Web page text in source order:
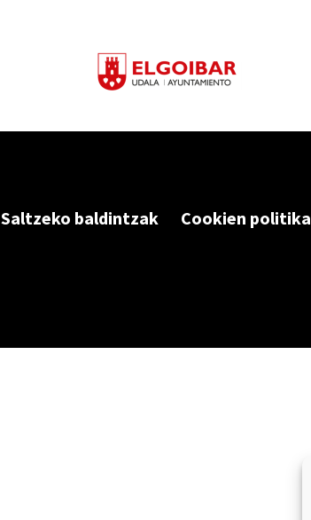
Saltzeko baldintzak Cookien politika